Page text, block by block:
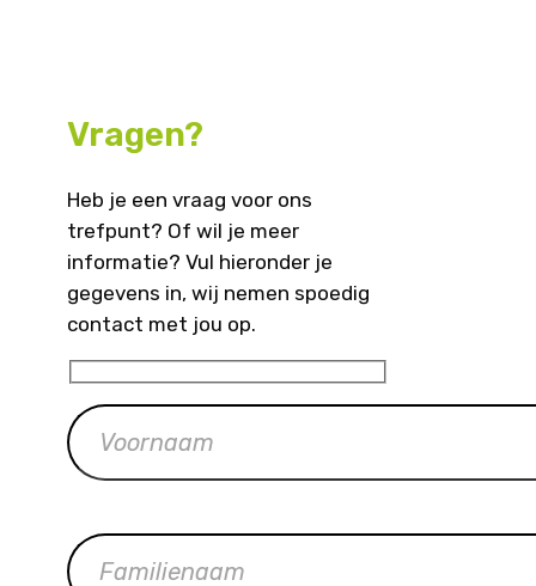
Vragen?
Heb je een vraag voor ons
trefpunt? Of wil je meer
informatie? Vul hieronder je
gegevens in, wij nemen spoedig
contact met jou op.